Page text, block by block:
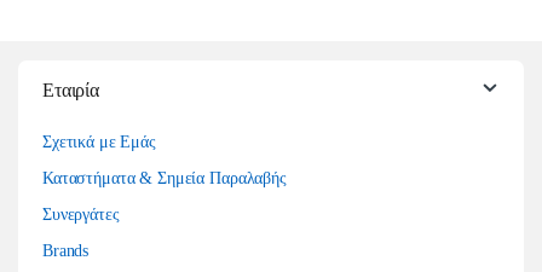
Εταιρία
Σχετικά με Εμάς
Καταστήματα & Σημεία Παραλαβής
Συνεργάτες
Brands